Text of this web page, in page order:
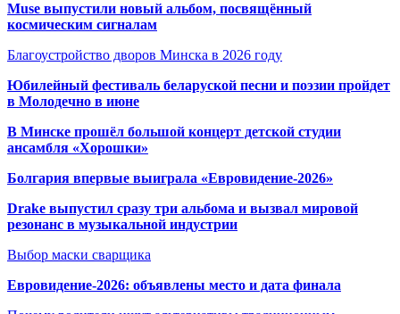
Muse выпустили новый альбом, посвящённый
космическим сигналам
Благоустройство дворов Минска в 2026 году
Юбилейный фестиваль беларуской песни и поэзии пройдет
в Молодечно в июне
В Минске прошёл большой концерт детской студии
ансамбля «Хорошки»
Болгария впервые выиграла «Евровидение-2026»
Drake выпустил сразу три альбома и вызвал мировой
резонанс в музыкальной индустрии
Выбор маски сварщика
Евровидение-2026: объявлены место и дата финала